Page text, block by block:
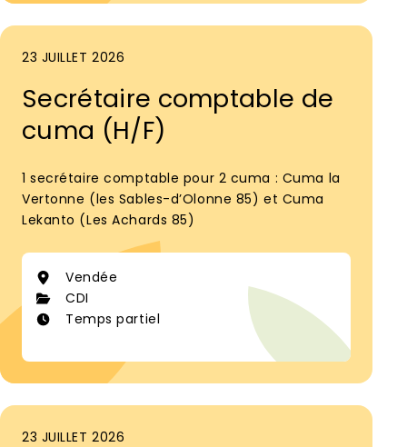
23 JUILLET 2026
Secrétaire comptable de
cuma (H/F)
1 secrétaire comptable pour 2 cuma : Cuma la
Vertonne (les Sables-d’Olonne 85) et Cuma
Lekanto (Les Achards 85)
Vendée
CDI
Temps partiel
23 JUILLET 2026